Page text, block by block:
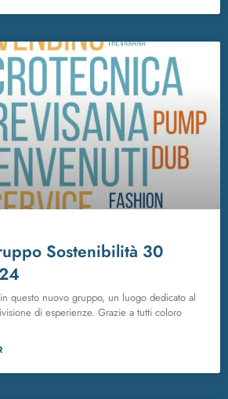
Sostenibilità 30
questo nuovo gruppo, un luogo dedicato al
di esperienze. Grazie a tutti coloro